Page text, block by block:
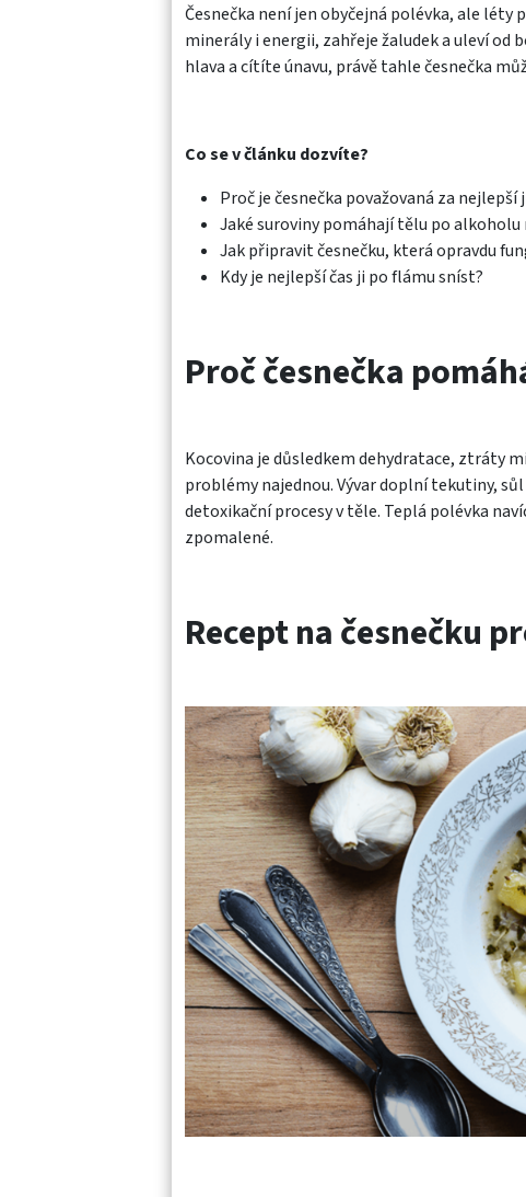
Česnečka není jen obyčejná polévka, ale
minerály i energii, zahřeje žaludek a uleví od
hlava a cítíte únavu, právě tahle česnečka
Co se v článku dozvíte?
Proč je česnečka považovaná za nejlepší
Jaké suroviny pomáhají tělu po alkoholu
Jak připravit česnečku, která opravdu
Kdy je nejlepší čas ji po flámu sníst?
Proč česnečka
Kocovina je důsledkem dehydratace, ztráty
problémy najednou. Vývar doplní tekutiny,
detoxikační procesy v těle. Teplá polévka
zpomalené.
Recept na česnečku